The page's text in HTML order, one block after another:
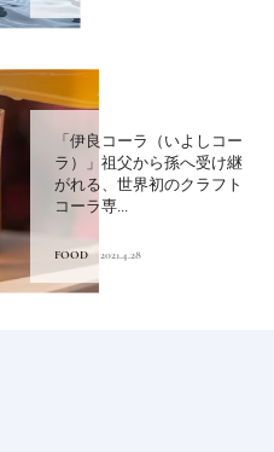
「伊良コーラ（いよしコー
ラ）」祖父から孫へ受け継
がれる、世界初のクラフト
コーラ専...
FOOD 2021.4.28